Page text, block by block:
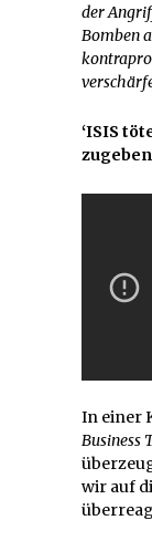
der
Bomben
‘ISIS
In einer
Business
wir auf